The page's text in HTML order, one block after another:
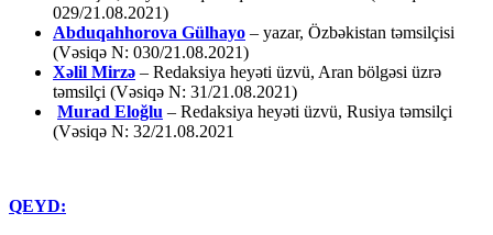
029/21.08.2021)
Abduqahhorova Gülhayo – yazar, Özbəkistan təmsilçisi
(Vəsiqə N: 030/21.08.2021)
Xəlil Mirzə – Redaksiya heyəti üzvü, Aran bölgəsi üzrə
təmsilçi (Vəsiqə N: 31/21.08.2021)
Murad Eloğlu – Redaksiya heyəti üzvü, Rusiya təmsilçi
(Vəsiqə N: 32/21.08.2021
QEYD: